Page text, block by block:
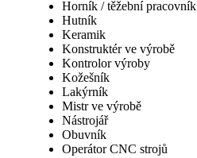
Horník / těžební pracovník
Hutník
Keramik
Konstruktér ve výrobě
Kontrolor výroby
Kožešník
Lakýrník
Mistr ve výrobě
Nástrojář
Obuvník
Operátor CNC strojů